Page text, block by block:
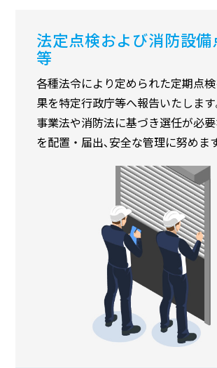
法定点検および消防設
等
各種法令により定められた定期点
果を特定行政庁等へ報告いたしま
事業法や消防法に基づき選任が必
を配置・届出､安全な管理に努めま